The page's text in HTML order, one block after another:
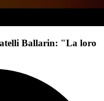
Ballarin: "La loro